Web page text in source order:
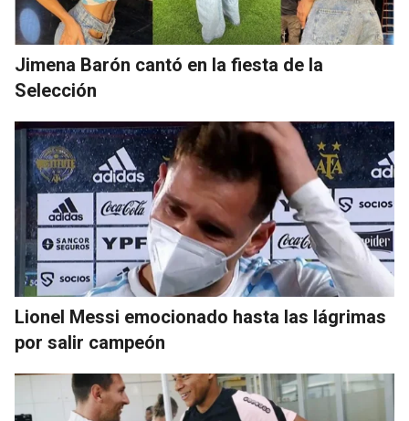
Jimena Barón cantó en la fiesta de la
Selección
Lionel Messi emocionado hasta las lágrimas
por salir campeón